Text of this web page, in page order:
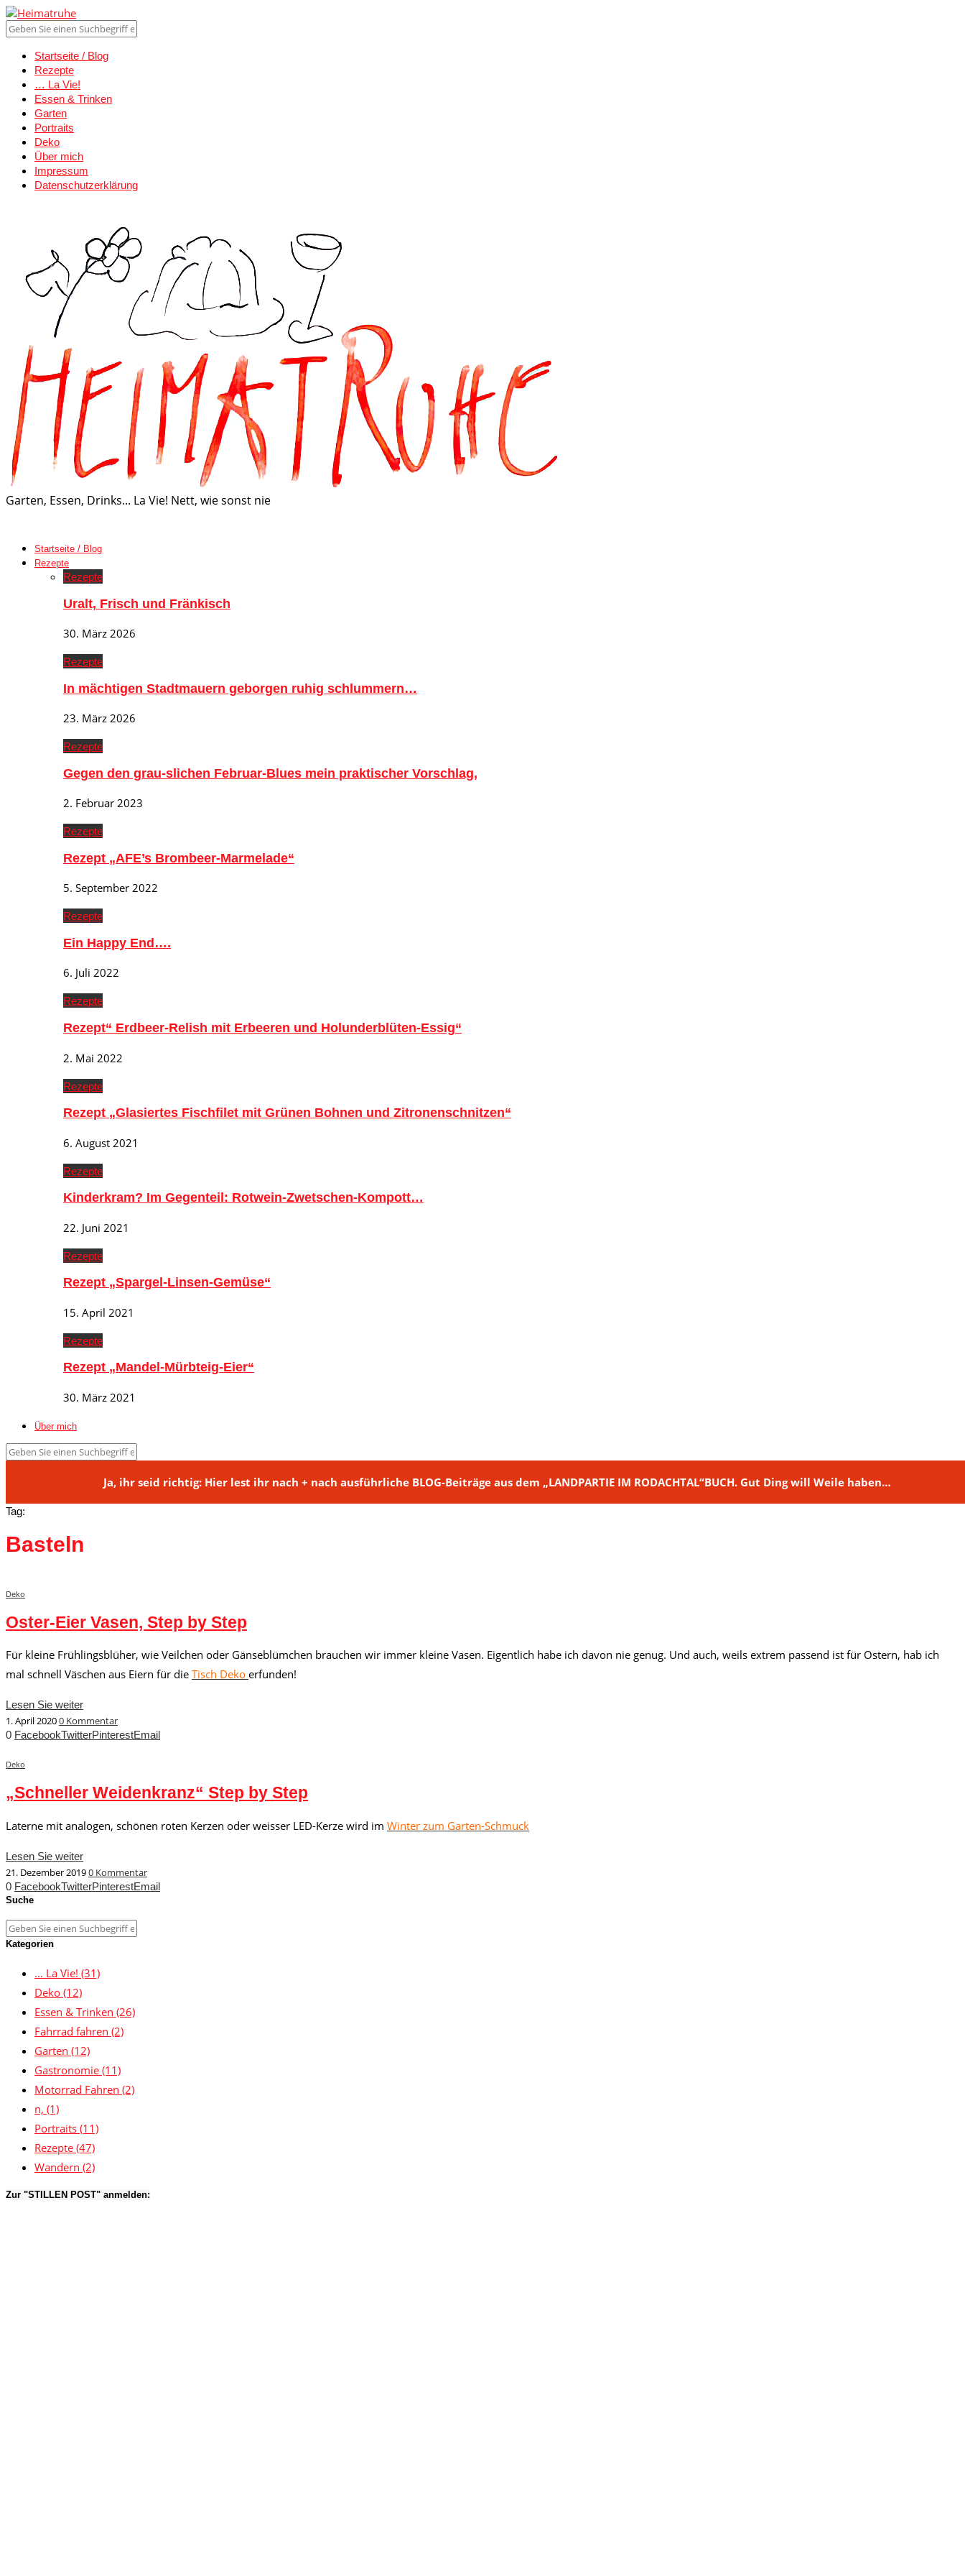
Startseite / Blog
Rezepte
… La Vie!
Essen & Trinken
Garten
Portraits
Deko
Über mich
Impressum
Datenschutzerklärung
Garten, Essen, Drinks... La Vie! Nett, wie sonst nie
Startseite / Blog
Rezepte
Rezepte
Uralt, Frisch und Fränkisch
30. März 2026
Rezepte
In mächtigen Stadtmauern geborgen ruhig schlummern…
23. März 2026
Rezepte
Gegen den grau-slichen Februar-Blues mein praktischer Vorschlag,
2. Februar 2023
Rezepte
Rezept „AFE’s Brombeer-Marmelade“
5. September 2022
Rezepte
Ein Happy End….
6. Juli 2022
Rezepte
Rezept“ Erdbeer-Relish mit Erbeeren und Holunderblüten-Essig“
2. Mai 2022
Rezepte
Rezept „Glasiertes Fischfilet mit Grünen Bohnen und Zitronenschnitzen“
6. August 2021
Rezepte
Kinderkram? Im Gegenteil: Rotwein-Zwetschen-Kompott…
22. Juni 2021
Rezepte
Rezept „Spargel-Linsen-Gemüse“
15. April 2021
Rezepte
Rezept „Mandel-Mürbteig-Eier“
30. März 2021
Über mich
Ja, ihr seid richtig: Hier lest ihr nach + nach ausführliche BLOG-Beiträge aus dem „LANDPARTIE IM RODACHTAL“BUCH. Gut Ding will Weile haben…
Tag:
Basteln
Deko
Oster-Eier Vasen, Step by Step
Für kleine Frühlingsblüher, wie Veilchen oder Gänseblümchen brauchen wir immer kleine Vasen. Eigentlich habe ich davon nie genug. Und auch, weils extrem passend ist für Ostern, hab ich
mal schnell Väschen aus Eiern für die Tisch Deko erfunden!
Lesen Sie weiter
1. April 20200 Kommentar
0 FacebookTwitterPinterestEmail
Deko
„Schneller Weidenkranz“ Step by Step
Laterne mit analogen, schönen roten Kerzen oder weisser LED-Kerze wird im Winter zum Garten-Schmuck
Lesen Sie weiter
21. Dezember 20190 Kommentar
0 FacebookTwitterPinterestEmail
Suche
Kategorien
… La Vie! (31)
Deko (12)
Essen & Trinken (26)
Fahrrad fahren (2)
Garten (12)
Gastronomie (11)
Motorrad Fahren (2)
n, (1)
Portraits (11)
Rezepte (47)
Wandern (2)
Zur "STILLEN POST" anmelden: